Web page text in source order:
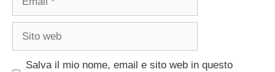
Sito
Salva il mio nome, email e sito web in questo